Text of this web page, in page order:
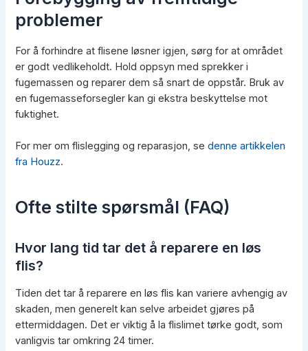
problemer
For å forhindre at flisene løsner igjen, sørg for at området
er godt vedlikeholdt. Hold oppsyn med sprekker i
fugemassen og reparer dem så snart de oppstår. Bruk av
en fugemasseforsegler kan gi ekstra beskyttelse mot
fuktighet.
For mer om flislegging og reparasjon, sedenne artikkelen
fra Houzz.
Ofte stilte spørsmål (FAQ)
Hvor lang tid tar det å reparere en løs
flis?
Tiden det tar å reparere en løs flis kan variere avhengig av
skaden, men generelt kan selve arbeidet gjøres på
ettermiddagen. Det er viktig å la flislimet tørke godt, som
vanligvis tar omkring 24 timer.